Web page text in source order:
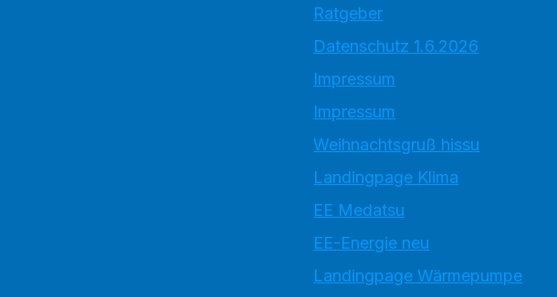
Ratgeber
Datenschutz 1.6.2026
Impressum
Impressum
Weihnachtsgruß hissu
Landingpage Klima
EE Medatsu
EE-Energie neu
Landingpage Wärmepumpe